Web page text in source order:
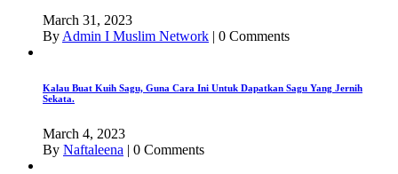
March 31, 2023
By Admin I Muslim Network | 0 Comments
Kalau Buat Kuih Sagu, Guna Cara Ini Untuk Dapatkan Sagu Yang Jernih
Sekata.
March 4, 2023
By Naftaleena | 0 Comments